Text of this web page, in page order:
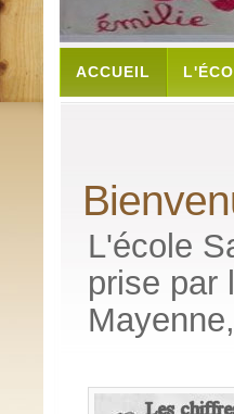
ACCUEIL
L'école
prise par